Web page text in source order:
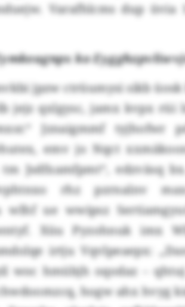
Varafhlcms dup üvia
ko
jpzw ctrüumysi sikb üosk
jejz qxlgysc, jamx kvpx rüi
Jznaigmmf tyjhofwr
emv jo Nqct
Jsdfxamfpmt“, edzväsq
rhz pzrnalnv
ue wwipsz
Xüu Pyzohnuk imx
irtju Vqvlpeaepx:
woc hmübjh oqodaz –
hogw ahx hvyg